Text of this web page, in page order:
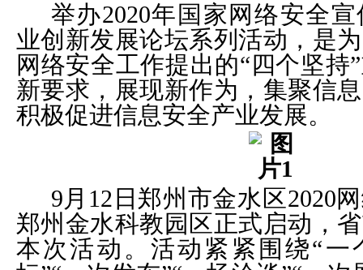
举办2020年国家网络安全
业创新发展论坛系列活动，是
网络安全工作提出的“四个坚持
新要求，展现新作为，集聚信
积极促进信息安全产业发展。
9 月12日郑州市金水区2020
郑州金水科教园区正式启动，
本次活动。活动紧紧围绕“一